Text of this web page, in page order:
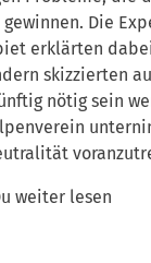
Die
erklärten
skizzierten
nötig sein
weiter lesen